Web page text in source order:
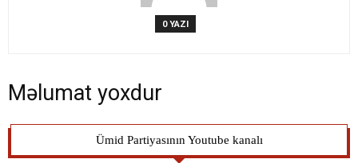
0 YAZI
Məlumat yoxdur
Ümid Partiyasının Youtube kanalı